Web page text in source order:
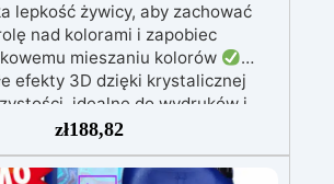
lepkość żywicy, aby zachować
nad kolorami i zapobiec
mieszaniu kolorów
efekty 3D dzięki krystalicznej
idealne do wydruków i
Nie kapie: wszechstronna aplikacja
pochylonych, pionowych lub
zł188,82